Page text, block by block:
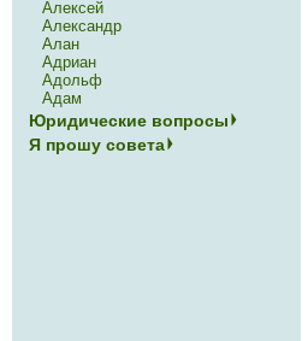
Алексей
Александр
Алан
Адриан
Адольф
Адам
Юридические вопросы
Я прошу совета